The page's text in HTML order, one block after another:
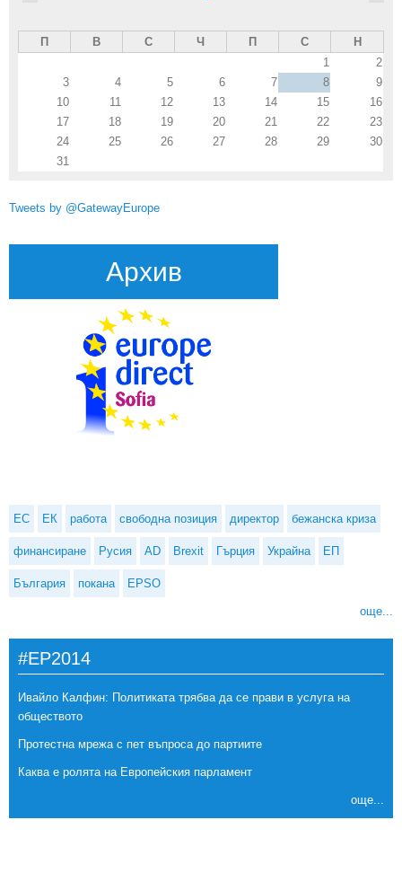
П В С Ч П С
Н
1
2
3
4 5 6 7 8
9
10
11 12 13 14 15
16
17
18 19 20 21 22
23
24
25 26 27 28 29
30
31
Tweets by @GatewayEurope
Архив
ЕС ЕК работа свободна позиция директор бежанска криза
финансиране Русия AD Brexit Гърция Украйна ЕП
България покана EPSO
още...
#EP2014
Ивайло Калфин: Политиката трябва да се прави в услуга на
обществото
Протестна мрежа с пет въпроса до партиите
Каква е ролята на Европейския парламент
още...